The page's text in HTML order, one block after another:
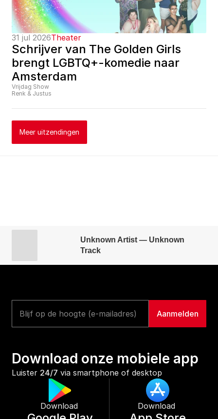
31 jul 2026Theater
Schrijver van The Golden Girls
brengt LGBTQ+-komedie naar
Amsterdam
Vrijdag Show
Renk & Justus
Meer uitzendingen
Unknown Artist — Unknown
Track
Download onze mobiele app
Luister 24/7 via smartphone of desktop
Download Download